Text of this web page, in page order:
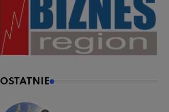
OSTATNIE